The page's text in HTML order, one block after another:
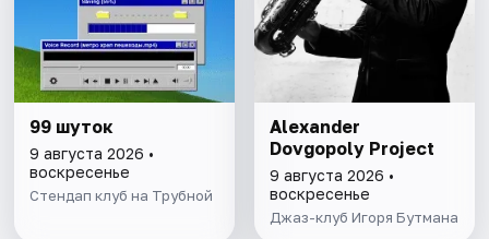
99 шуток
9 августа 2026 •
воскресенье
Стендап клуб на Трубной
Alexander
Dovgopoly Project
9 августа 2026 •
воскресенье
Джаз-клуб Игоря Бутмана